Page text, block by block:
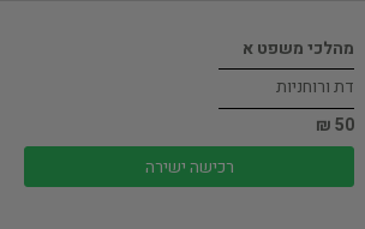
מהלכי משפט א
דת ורוחניות
50 ₪
רכישה ישירה